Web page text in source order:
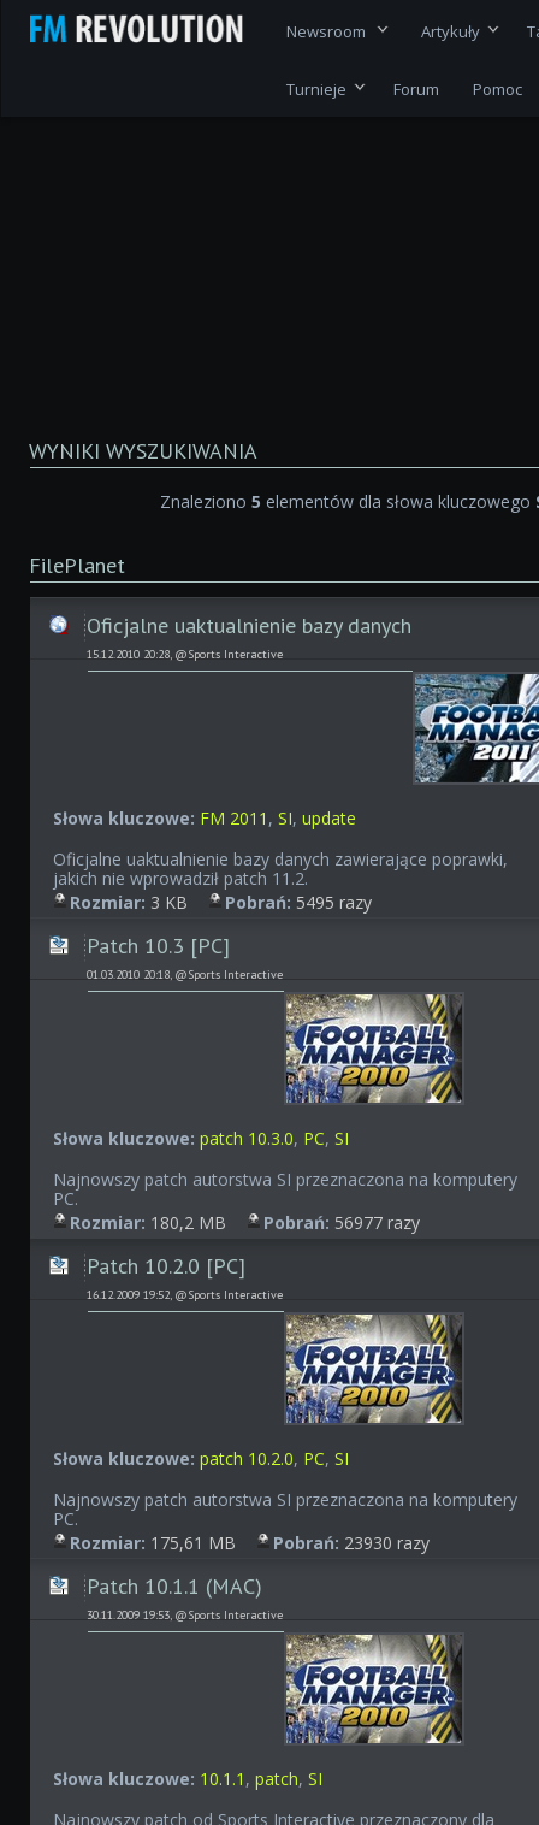
Newsroom Artykuły
Turnieje Forum Pomoc
WYNIKI WYSZUKIWANIA
Znaleziono5 elementów dla słowa kluczowego
FilePlanet
Oficjalne uaktualnienie bazy danych
15.12.2010 20:28, @Sports Interactive
Słowa kluczowe: FM 2011 ,SI,update
Oficjalne uaktualnienie bazy danych zawierające poprawki,
jakich nie wprowadził patch 11.2.
Rozmiar: 3 KB Pobrań: 5495 razy
Patch 10.3 [PC]
01.03.2010 20:18, @Sports Interactive
Słowa kluczowe: patch 10.3.0, PC,SI
Najnowszy patch autorstwa SI przeznaczona na komputery
PC.
Rozmiar: 180,2 MB Pobrań: 56977 razy
Patch 10.2.0 [PC]
16.12.2009 19:52, @Sports Interactive
Słowa kluczowe: patch 10.2.0, PC,SI
Najnowszy patch autorstwa SI przeznaczona na komputery
PC.
Rozmiar: 175,61 MB Pobrań: 23930 razy
Patch 10.1.1 (MAC)
30.11.2009 19:53, @Sports Interactive
Słowa kluczowe: 10.1.1 ,patch,SI
Najnowszy patch od Sports Interactive przeznaczony dla